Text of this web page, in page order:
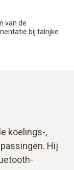
van de
bij talrijke
koelings-,
Hij